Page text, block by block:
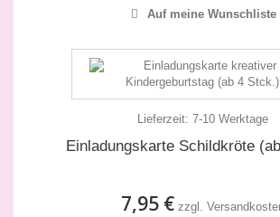
Auf meine Wunschliste
Lieferzeit: 7-10 Werktage
Einladungskarte Schildkröte
7,95 € zzgl.